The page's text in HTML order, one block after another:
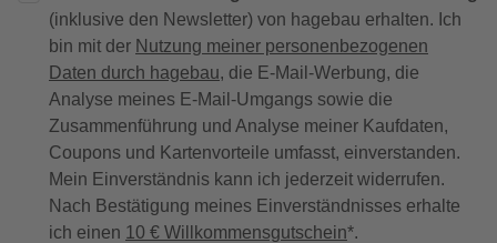
(inklusive den Newsletter) von hagebau erhalten. Ich
bin mit der Nutzung meiner personenbezogenen
Daten durch hagebau, die E-Mail-Werbung, die
Analyse meines E-Mail-Umgangs sowie die
Zusammenführung und Analyse meiner Kaufdaten,
Coupons und Kartenvorteile umfasst, einverstanden.
Mein Einverständnis kann ich jederzeit widerrufen.
Nach Bestätigung meines Einverständnisses erhalte
ich einen 10 € Willkommensgutschein*.